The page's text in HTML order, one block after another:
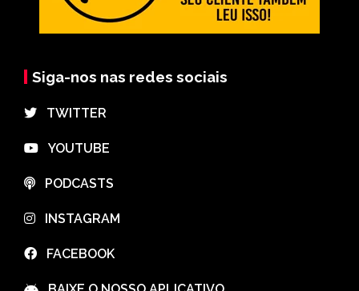
Siga-nos nas redes sociais
⠀TWITTER
⠀YOUTUBE
⠀PODCASTS
⠀INSTAGRAM
⠀FACEBOOK